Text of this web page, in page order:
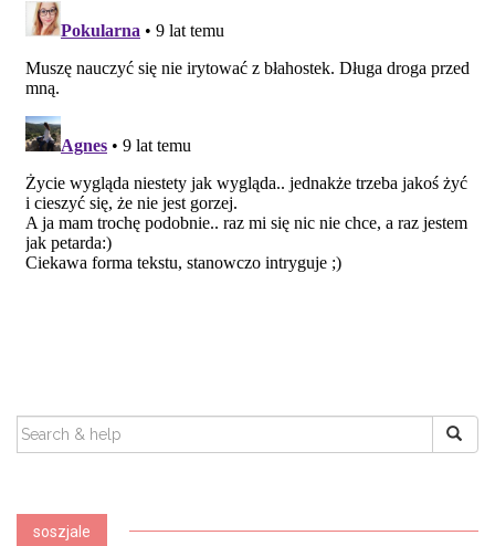
SEARCH
FOR:
soszjale